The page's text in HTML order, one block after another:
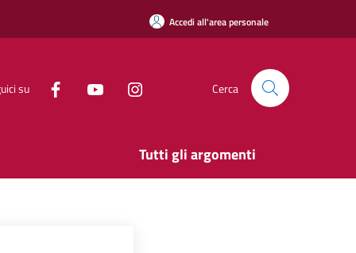
Accedi all'area personale
su Cerca
Tutti gli argomenti